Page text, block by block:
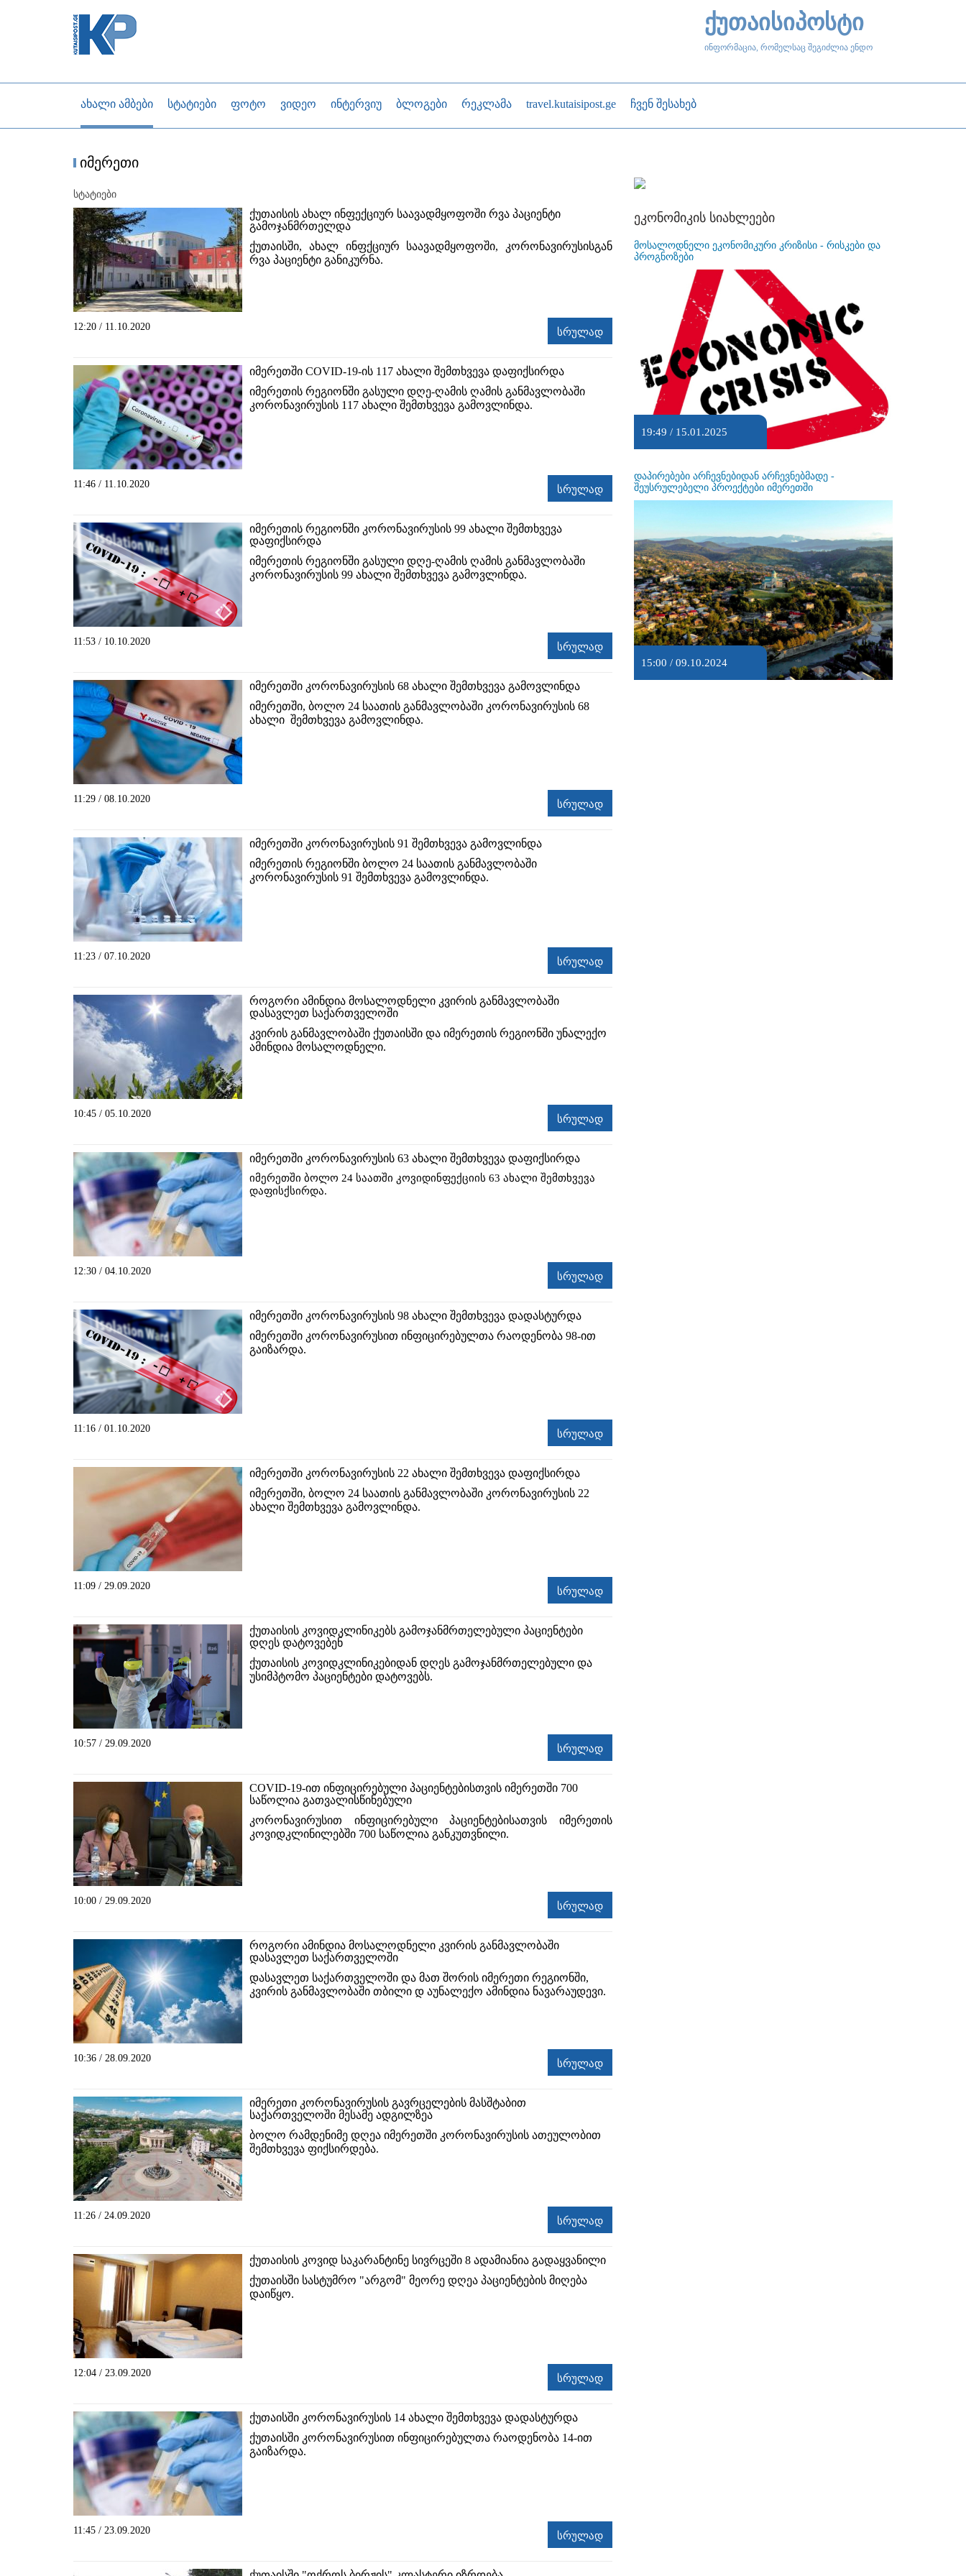
ქუთაისიპოსტი
ინფორმაცია, რომელსაც შეგიძლია ენდო
ახალი ამბები სტატიები ფოტო ვიდეო ინტერვიუ ბლოგები რეკლამა travel.kutaisipost.ge ჩვენ შესახებ
იმერეთი
სტატიები
ქუთაისის ახალ ინფექციურ საავადმყოფოში რვა პაციენტი
გამოჯანმრთელდა
ქუთაისში, ახალ ინფქციურ საავადმყოფოში, კორონავირუსისგან
რვა პაციენტი განიკურნა.
12:20 / 11.10.2020 სრულად
იმერეთში COVID-19-ის 117 ახალი შემთხვევა დაფიქსირდა
იმერეთის რეგიონში გასული დღე-ღამის ღამის განმავლობაში
კორონავირუსის 117 ახალი შემთხვევა გამოვლინდა.
11:46 / 11.10.2020 სრულად
იმერეთის რეგიონში კორონავირუსის 99 ახალი შემთხვევა
დაფიქსირდა
იმერეთის რეგიონში გასული დღე-ღამის ღამის განმავლობაში
კორონავირუსის 99 ახალი შემთხვევა გამოვლინდა.
11:53 / 10.10.2020 სრულად
იმერეთში კორონავირუსის 68 ახალი შემთხვევა გამოვლინდა
იმერეთში, ბოლო 24 საათის განმავლობაში კორონავირუსის 68
ახალი შემთხვევა გამოვლინდა.
11:29 / 08.10.2020 სრულად
იმერეთში კორონავირუსის 91 შემთხვევა გამოვლინდა
იმერეთის რეგიონში ბოლო 24 საათის განმავლობაში
კორონავირუსის 91 შემთხვევა გამოვლინდა.
11:23 / 07.10.2020 სრულად
როგორი ამინდია მოსალოდნელი კვირის განმავლობაში
დასავლეთ საქართველოში
კვირის განმავლობაში ქუთაისში და იმერეთის რეგიონში უნალექო
ამინდია მოსალოდნელი.
10:45 / 05.10.2020 სრულად
იმერეთში კორონავირუსის 63 ახალი შემთხვევა დაფიქსირდა
იმერეთში ბოლო 24 საათში კოვიდინფექციის 63 ახალი შემთხვევა
დაფისქსირდა.
12:30 / 04.10.2020 სრულად
იმერეთში კორონავირუსის 98 ახალი შემთხვევა დადასტურდა
იმერეთში კორონავირუსით ინფიცირებულთა რაოდენობა 98-ით
გაიზარდა.
11:16 / 01.10.2020 სრულად
იმერეთში კორონავირუსის 22 ახალი შემთხვევა დაფიქსირდა
იმერეთში, ბოლო 24 საათის განმავლობაში კორონავირუსის 22
ახალი შემთხვევა გამოვლინდა.
11:09 / 29.09.2020 სრულად
ქუთაისის კოვიდკლინიკებს გამოჯანმრთელებული პაციენტები
დღეს დატოვებენ
ქუთაისის კოვიდკლინიკებიდან დღეს გამოჯანმრთელებული და
უსიმპტომო პაციენტები დატოვებს.
10:57 / 29.09.2020 სრულად
COVID-19-ით ინფიცირებული პაციენტებისთვის იმერეთში 700
საწოლია გათვალისწინებული
კორონავირუსით ინფიცირებული პაციენტებისათვის იმერეთის
კოვიდკლინილებში 700 საწოლია განკუთვნილი.
10:00 / 29.09.2020 სრულად
როგორი ამინდია მოსალოდნელი კვირის განმავლობაში
დასავლეთ საქართველოში
დასავლეთ საქართველოში და მათ შორის იმერეთი რეგიონში,
კვირის განმავლობაში თბილი დ აუნალექო ამინდია ნავარაუდევი.
10:36 / 28.09.2020 სრულად
იმერეთი კორონავირუსის გავრცელების მასშტაბით
საქართველოში მესამე ადგილზეა
ბოლო რამდენიმე დღეა იმერეთში კორონავირუსის ათეულობით
შემთხვევა ფიქსირდება.
11:26 / 24.09.2020 სრულად
ქუთაისის კოვიდ საკარანტინე სივრცეში 8 ადამიანია გადაყვანილი
ქუთაისში სასტუმრო "არგომ" მეორე დღეა პაციენტების მიღება
დაიწყო.
12:04 / 23.09.2020 სრულად
ქუთაისში კორონავირუსის 14 ახალი შემთხვევა დადასტურდა
ქუთაისში კორონავირუსით ინფიცირებულთა რაოდენობა 14-ით
გაიზარდა.
11:45 / 23.09.2020 სრულად
ეკონომიკის სიახლეები
მოსალოდნელი ეკონომიკური კრიზისი - რისკები და
პროგნოზები
19:49 / 15.01.2025
დაპირებები არჩევნებიდან არჩევნებმადე -
შეუსრულებელი პროექტები იმერეთში
15:00 / 09.10.2024